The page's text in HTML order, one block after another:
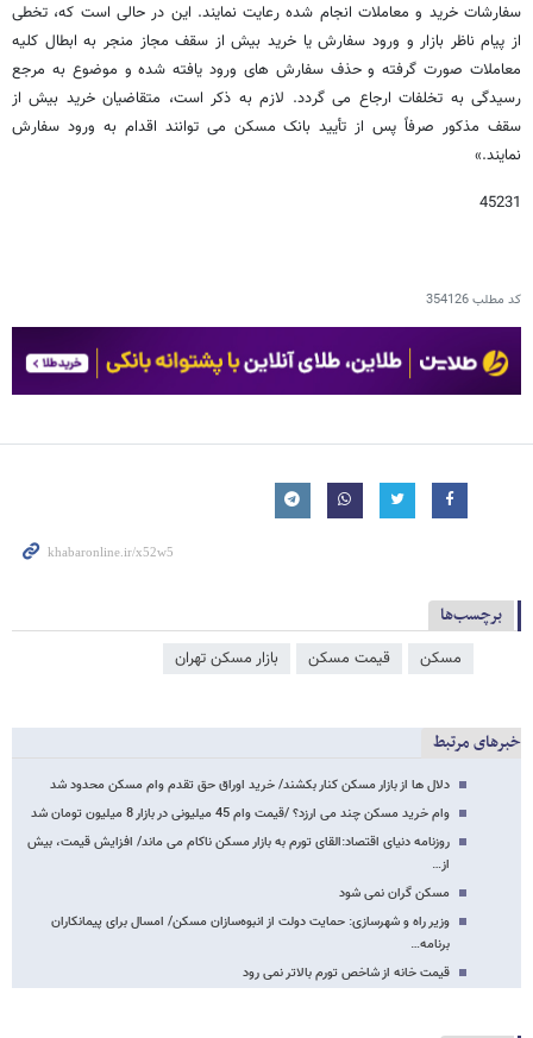
سفارشات خرید و معاملات انجام شده رعایت نمایند. این در حالی است که، تخطی
از پیام ناظر بازار و ورود سفارش یا خرید بیش از سقف مجاز منجر به ابطال کلیه
معاملات صورت گرفته و حذف سفارش های ورود یافته شده و موضوع به مرجع
رسیدگی به تخلفات ارجاع می گردد. لازم به ذکر است، متقاضیان خرید بیش از
سقف مذکور صرفاً پس از تأیید بانک مسکن می توانند اقدام به ورود سفارش
نمایند.»
45231
کد مطلب354126
برچسب‌ها
مسکن قیمت مسکن بازار مسکن تهران
خبرهای مرتبط
دلال ها از بازار مسکن کنار بکشند/ خرید اوراق حق تقدم وام مسکن محدود شد
وام خرید مسکن چند می ارزد؟ /قیمت وام 45 میلیونی در بازار 8 میلیون تومان شد
روزنامه دنیای اقتصاد:القای تورم به بازار مسکن ناکام می ماند/ افزایش قیمت، بیش
از…
مسکن گران نمی شود
وزیر راه و شهرسازی: حمایت دولت از انبوه‌سازان مسکن/ امسال برای پیمانکاران
برنامه…
قیمت خانه از شاخص تورم بالاتر نمی رود